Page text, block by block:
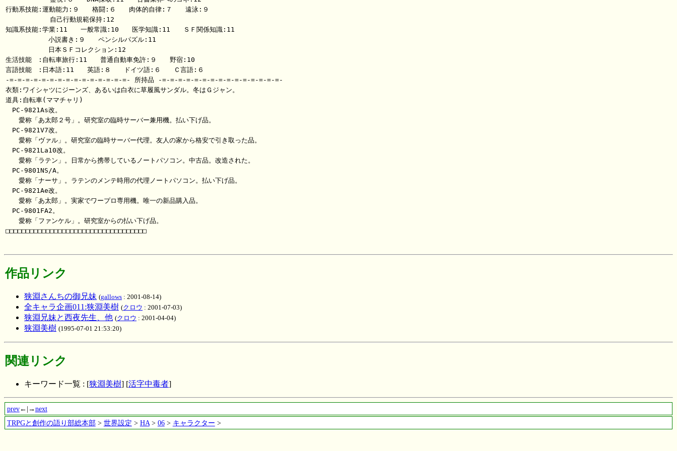
行動系技能:運動能力:９　　格闘:６　　肉体的自律:７　　遠泳:９
           自己行動規範保持:12
知識系技能:学業:11　　一般常識:10　　医学知識:11　　ＳＦ関係知識:11
        　 小説書き:９　　ペンシルパズル:11
        　 日本ＳＦコレクション:12
生活技能　:自転車旅行:11　　普通自動車免許:９　　野宿:10
言語技能　:日本語:11　　英語:８　　ドイツ語:６　　Ｃ言語:６
-=-=-=-=-=-=-=-=-=-=-=-=-=-=-=- 所持品 -=-=-=-=-=-=-=-=-=-=-=-=-=-=-=-
衣類:ワイシャツにジーンズ、あるいは白衣に草履風サンダル。冬はＧジャン。
道具:自転車(ママチャリ)
PC-9821As改。
愛称「あ太郎２号」。研究室の臨時サーバー兼用機。払い下げ品。
PC-9821V7改。
愛称「ヴァル」。研究室の臨時サーバー代理。友人の家から格安で引き取った品。
PC-9821La10改。
愛称「ラテン」。日常から携帯しているノートパソコン。中古品。改造された。
PC-9801NS/A。
愛称「ナーサ」。ラテンのメンテ時用の代理ノートパソコン。払い下げ品。
PC-9821Ae改。
愛称「あ太郎」。実家でワープロ専用機。唯一の新品購入品。
PC-9801FA2。
愛称「ファンケル」。研究室からの払い下げ品。
□□□□□□□□□□□□□□□□□□□□□□□□□□□□□□□□□□□
作品リンク
狭淵さんちの御兄妹 (gallows : 2001-08-14)
全キャラ企画011:狭淵美樹 (クロウ : 2001-07-03)
狭淵兄妹と西夜先生、他 (クロウ : 2001-04-04)
狭淵美樹 (1995-07-01 21:53:20)
関連リンク
キーワード一覧 : [狭淵美樹] [活字中毒者]
prev←|→next
TRPGと創作の語り部総本部> 世界設定 > HA> 06> キャラクター >